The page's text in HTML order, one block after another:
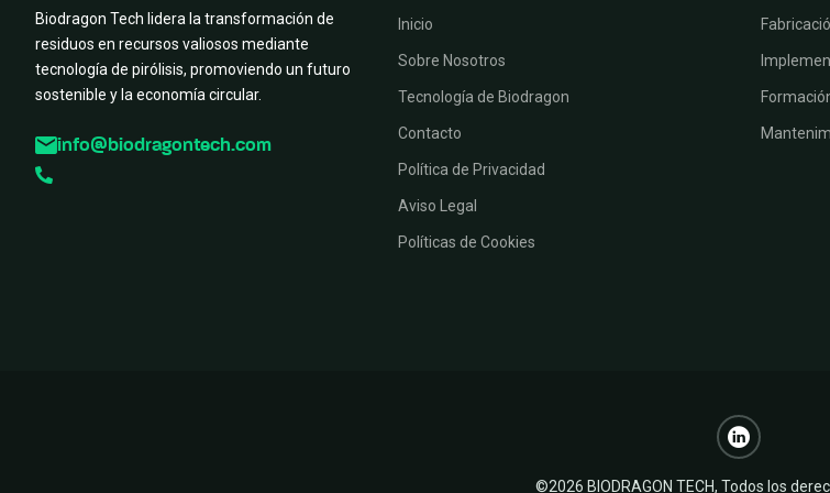
Biodragon Tech lidera la transformación de
residuos en recursos valiosos mediante
tecnología de pirólisis, promoviendo un futuro
sostenible y la economía circular.
info@biodragontech.com
Inicio
Sobre Nosotros
Tecnología de Biodragon
Contacto
Política de Privacidad
Aviso Legal
Políticas de Cookies
©2026 BIODRAGON TECH, Todos los